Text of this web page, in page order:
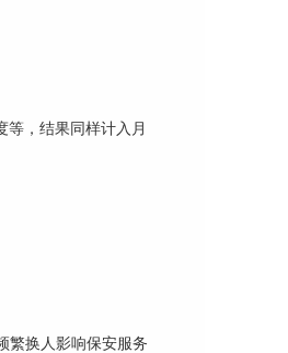
，结果同样计入月
繁换人影响保安服务